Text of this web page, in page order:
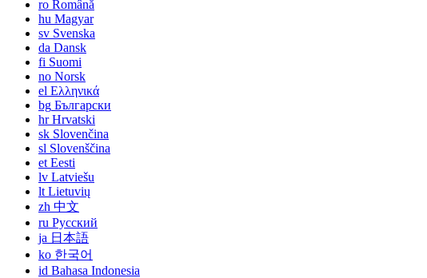
ro Română
hu Magyar
sv Svenska
da Dansk
fi Suomi
no Norsk
el Ελληνικά
bg Български
hrHrvatski
sk Slovenčina
sl Slovenščina
et Eesti
lv Latviešu
lt Lietuvių
zh 中文
ru Русский
ja 日本語
ko 한국어
id Bahasa Indonesia